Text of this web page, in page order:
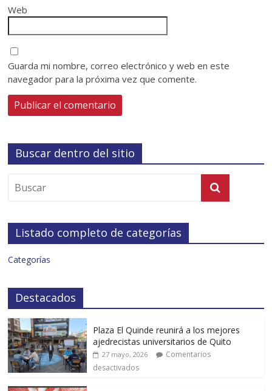
Web
Guarda mi nombre, correo electrónico y web en este
navegador para la próxima vez que comente.
Buscar dentro del sitio
Listado completo de categorías
Categorías
Destacados
Plaza El Quinde reunirá a los mejores
ajedrecistas universitarios de Quito
27 mayo, 2026
Comentarios
desactivados